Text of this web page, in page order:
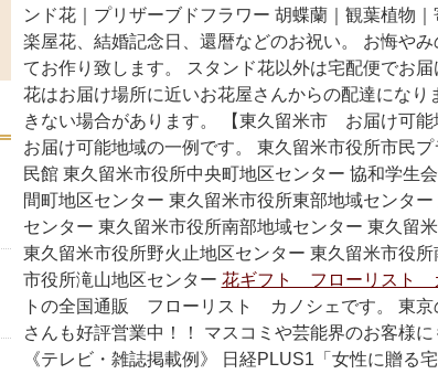
ンド花｜プリザーブドフラワー 胡蝶蘭｜観葉植物｜
楽屋花、結婚記念日、還暦などのお祝い。 お悔や
てお作り致します。 スタンド花以外は宅配便でお
花はお届け場所に近いお花屋さんからの配達になり
きない場合があります。 【東久留米市 お届け可能
お届け可能地域の一例です。 東久留米市役所市民
民館 東久留米市役所中央町地区センター 協和学生
間町地区センター 東久留米市役所東部地域センタ
センター 東久留米市役所南部地域センター 東久留
東久留米市役所野火止地区センター 東久留米市役
市役所滝山地区センター 花ギフト フローリスト
トの全国通販 フローリスト カノシェです。 東京
さんも好評営業中！！ マスコミや芸能界のお客様に
《テレビ・雑誌掲載例》 日経PLUS1「女性に贈る